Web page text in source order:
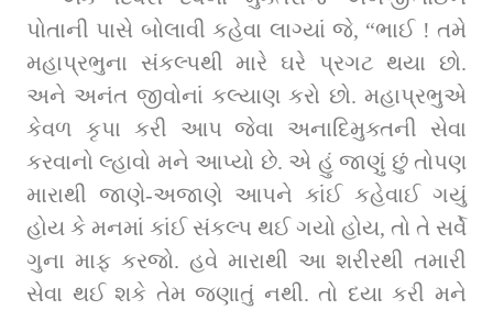
પોતાની પાસે બોલાવી કહેવા લાગ્યાં જે, “ભાઈ ! તમે
મહાપ્રભુના સંકલ્પથી મારે ઘરે પ્રગટ થયા છો.
અને અનંત જીવોનાં કલ્યાણ કરો છો. મહાપ્રભુએ
કેવળ કૃપા કરી આપ જેવા અનાદિમુક્તની સેવા
કરવાનો લ્હાવો મને આપ્યો છે. એ હું જાણું છું તોપણ
મારાથી જાણે-અજાણે આપને કાંઈ કહેવાઈ ગયું
હોય કે મનમાં કાંઈ સંકલ્પ થઈ ગયો હોય, તો તે સર્વે
ગુના માફ કરજો. હવે મારાથી આ શરીરથી તમારી
સેવા થઈ શકે તેમ જણાતું નથી. તો દયા કરી મને